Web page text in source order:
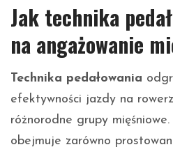
Jak technika
na angażowanie
Technika pedałowania
efektywności jazdy na
różnorodne grupy
obejmuje zarówno